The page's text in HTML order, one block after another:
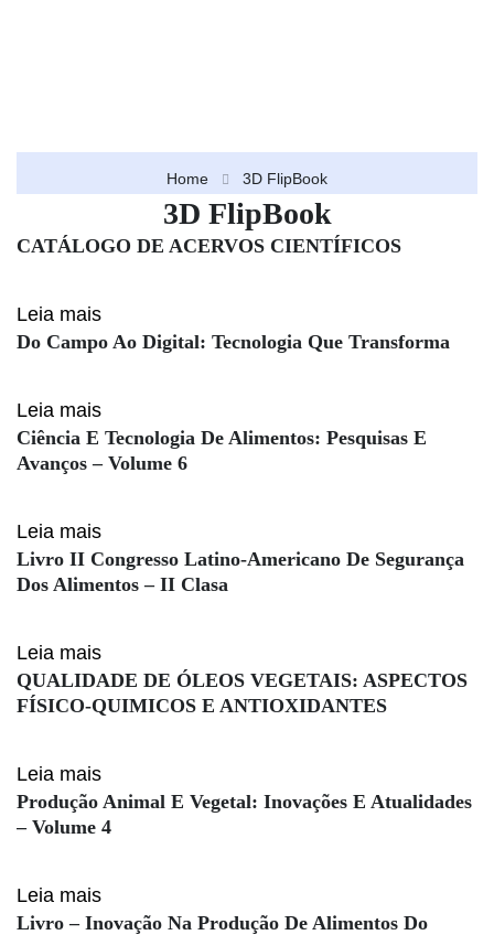
Home 3D FlipBook
3D FlipBook
CATÁLOGO DE ACERVOS CIENTÍFICOS
Leia mais
Do Campo Ao Digital: Tecnologia Que Transforma
Leia mais
Ciência E Tecnologia De Alimentos: Pesquisas E
Avanços – Volume 6
Leia mais
Livro II Congresso Latino-Americano De Segurança
Dos Alimentos – II Clasa
Leia mais
QUALIDADE DE ÓLEOS VEGETAIS: ASPECTOS
FÍSICO-QUIMICOS E ANTIOXIDANTES
Leia mais
Produção Animal E Vegetal: Inovações E Atualidades
– Volume 4
Leia mais
Livro – Inovação Na Produção De Alimentos Do